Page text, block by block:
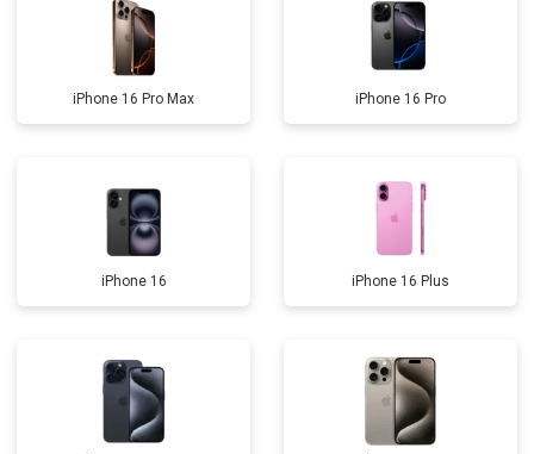
iPhone 16 Pro Max iPhone 16 Pro
iPhone 16 iPhone 16 Plus